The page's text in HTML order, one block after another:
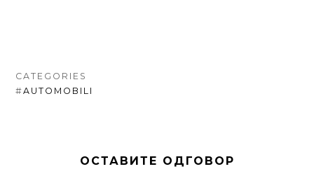
CATEGORIES
#AUTOMOBILI
ОСТАВИТЕ ОДГОВОР